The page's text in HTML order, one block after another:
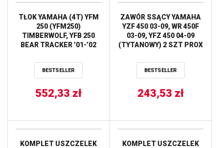
TŁOK YAMAHA (4T) YFM
250 (YFM250)
TIMBERWOLF, YFB 250
BEAR TRACKER ’01-’02
SWORZEN 16MM
WOSSNER
BESTSELLER
552,33 zł
ZAWÓR SSĄCY YAMAHA
YZF 450 03-09, WR 450F
03-09, YFZ 450 04-09
(TYTANOWY) 2 SZT PROX
BESTSELLER
243,53 zł
KOMPLET USZCZELEK
KOMPLET USZCZELEK